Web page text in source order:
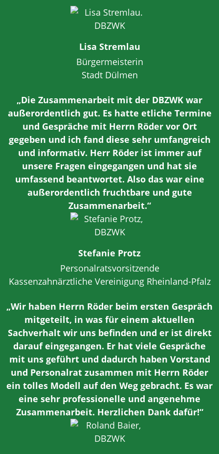
Lisa Stremlau
Bürgermeisterin
Stadt Dülmen
„Die Zusammenarbeit mit der DBZWK war
außerordentlich gut. Es hatte etliche Termine
und Gespräche mit Herrn Röder vor Ort
gegeben und ich fand diese sehr umfangreich
und informativ. Herr Röder ist immer auf
unsere Fragen eingegangen und hat sie
umfassend beantwortet. Also das war eine
außerordentlich fruchtbare und gute
Zusammenarbeit.“
Stefanie Protz
Personalratsvorsitzende
Kassenzahnärztliche Vereinigung Rheinland-Pfalz
„Wir haben Herrn Röder beim ersten Gespräch
mitgeteilt, in was für einem aktuellen
Sachverhalt wir uns befinden und er ist direkt
darauf eingegangen. Er hat viele Gespräche
mit uns geführt und dadurch haben Vorstand
und Personalrat zusammen mit Herrn Röder
ein tolles Modell auf den Weg gebracht. Es war
eine sehr professionelle und angenehme
Zusammenarbeit. Herzlichen Dank dafür!“